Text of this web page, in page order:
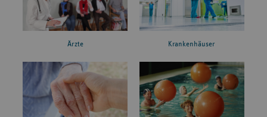
Ärzte Krankenhäuser